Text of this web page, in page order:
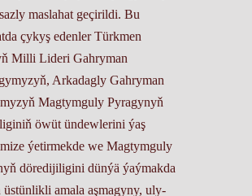
maslahat geçirildi. Bu
çykyş edenler Türkmen
Milli Lideri Gahryman
Arkadagly Gahryman
Magtymguly Pyragynyň
öwüt ündewlerini ýaş
ýetirmekde we Magtymguly
döredijiligini dünýä ýaýmakda
üstünlikli amala aşmagyny, uly-